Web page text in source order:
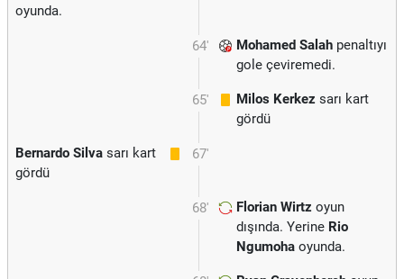
oyunda.
64' Mohamed Salah penaltıyı
gole çeviremedi.
65' Milos Kerkez sarı kart
gördü
67'
Bernardo Silva sarı kart
gördü
68' Florian Wirtz oyun
dışında. Yerine Rio
Ngumoha oyunda.